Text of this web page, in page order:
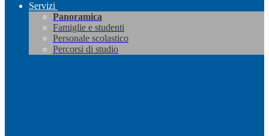
Servizi
Panoramica
Famiglie e studenti
Personale scolastico
Percorsi di studio